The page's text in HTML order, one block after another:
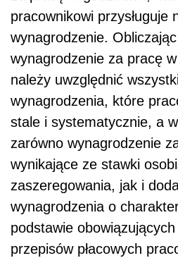
pracownikowi przysługuje
wynagrodzenie.
wynagrodzenie za pracę
należy uwzględnić
wynagrodzenia, które
stale i systematycznie, a
zarówno wynagrodzenie
wynikające ze stawki
zaszeregowania, jak i
wynagrodzenia o
podstawie
przepisów płacowych